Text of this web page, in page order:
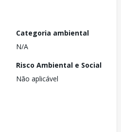
Categoria ambiental
N/A
Risco Ambiental e Social
Não aplicável